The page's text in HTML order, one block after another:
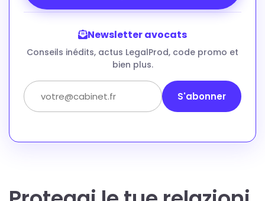
Newsletter avocats
Conseils inédits, actus LegalProd, code promo et
bien plus.
S'abonner